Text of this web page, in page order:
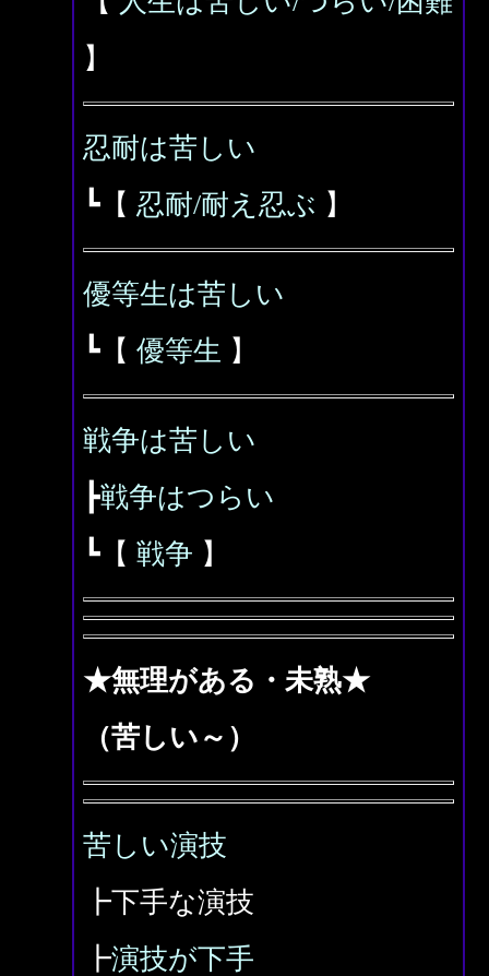
】
忍耐は苦しい
┗【 忍耐/耐え忍ぶ 】
優等生は苦しい
┗【 優等生 】
戦争は苦しい
┣戦争はつらい
┗【 戦争 】
★無理がある・未熟★
（苦しい～）
苦しい演技
┣下手な演技
┣演技が下手